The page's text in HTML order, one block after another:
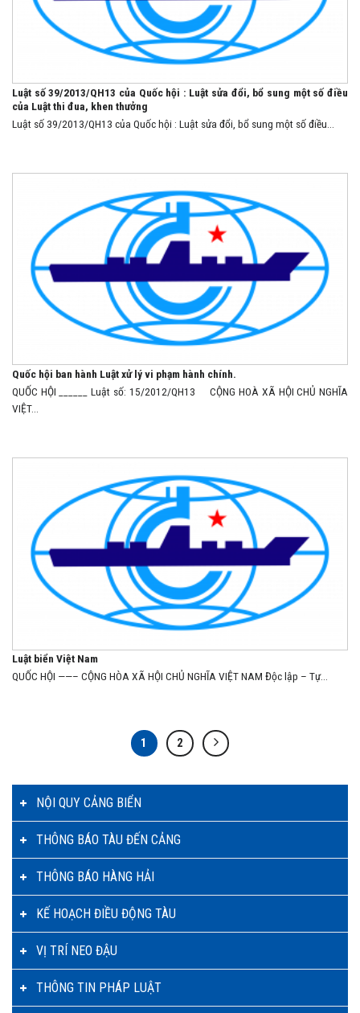
NỘI QUY CẢNG BIỂN
THÔNG BÁO TÀU ĐẾN CẢNG
THÔNG BÁO HÀNG HẢI
KẾ HOẠCH ĐIỀU ĐỘNG TÀU
VỊ TRÍ NEO ĐẬU
THÔNG TIN PHÁP LUẬT
Luật số 39/2013/QH13 của Quốc hội : Luật sửa đổi, bổ sung một số điều
của Luật thi đua, khen thưởng
Luật số 39/2013/QH13 của Quốc hội : Luật sửa đổi, bổ sung một số điều...
Quốc hội ban hành Luật xử lý vi phạm hành chính.
QUỐC HỘI ______ Luật số: 15/2012/QH13 CỘNG HOÀ XÃ HỘI CHỦ NGHĨA
VIỆT...
Luật biển Việt Nam
QUỐC HỘI ——– CỘNG HÒA XÃ HỘI CHỦ NGHĨA VIỆT NAM Độc lập – Tự...
1 2